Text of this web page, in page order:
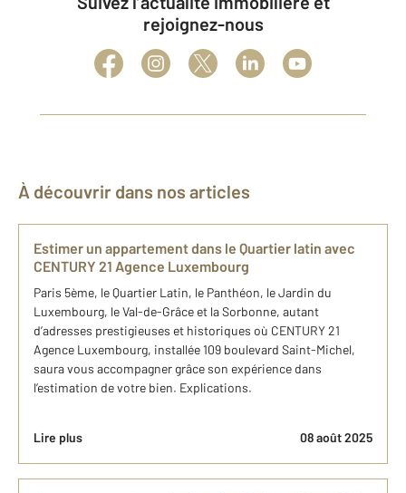
rejoignez-nous
À découvrir dans nos articles
Estimer un appartement dans le Quartier latin avec
CENTURY 21 Agence Luxembourg
Paris 5ème, le Quartier Latin, le Panthéon, le Jardin du
Luxembourg, le Val-de-Grâce et la Sorbonne, autant
d’adresses prestigieuses et historiques où CENTURY 21
Agence Luxembourg, installée 109 boulevard Saint-Michel,
saura vous accompagner grâce son expérience dans
l’estimation de votre bien. Explications.
Lire plus 08 août 2025